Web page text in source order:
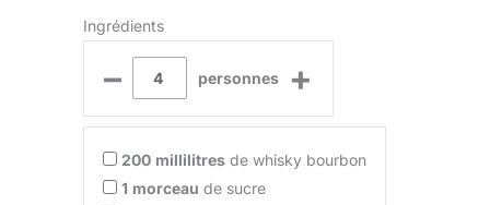
Ingrédients
– personnes +
200 millilitres de whisky bourbon
1 morceau de sucre